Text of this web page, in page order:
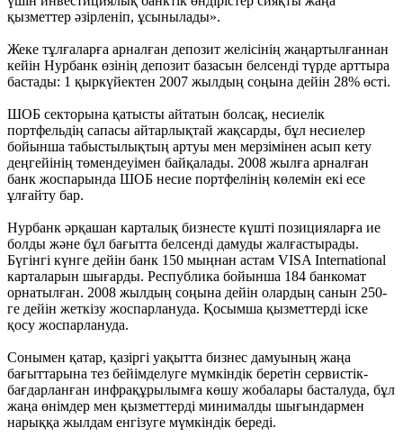
қызметтер әзірленіп, ұсынылады».
Жеке тұлғаларға арналған депозит желісінің жаңартылғаннан
кейін Нурбанк өзінің депозит базасын белсенді түрде арттыра
бастады: 1 қыркүйектен 2007 жылдың соңына дейін 28% өсті.
ШОБ секторына қатысты айтатын болсақ, несиелік
портфельдің сапасы айтарлықтай жақсарды, бұл несиелер
бойынша табыстылықтың артуы мен мерзімінен асып кету
деңгейінің төмендеуімен байқалады. 2008 жылға арналған
банк жоспарында ШОБ несие портфелінің көлемін екі есе
ұлғайту бар.
Нурбанк әрқашан карталық бизнесте күшті позицияларға ие
болды және бұл бағытта белсенді дамуды жалғастырады.
Бүгінгі күнге дейін банк 150 мыңнан астам VISA International
карталарын шығарды. Республика бойынша 184 банкомат
орнатылған. 2008 жылдың соңына дейін олардың санын 250-
ге дейін жеткізу жоспарлануда. Қосымша қызметтерді іске
қосу жоспарлануда.
Сонымен қатар, қазіргі уақытта бизнес дамуының жаңа
бағыттарына тез бейімделуге мүмкіндік беретін сервистік-
бағдарланған инфрақұрылымға көшу жобалары басталуда, бұл
жаңа өнімдер мен қызметтерді минималды шығындармен
нарыққа жылдам енгізуге мүмкіндік береді.